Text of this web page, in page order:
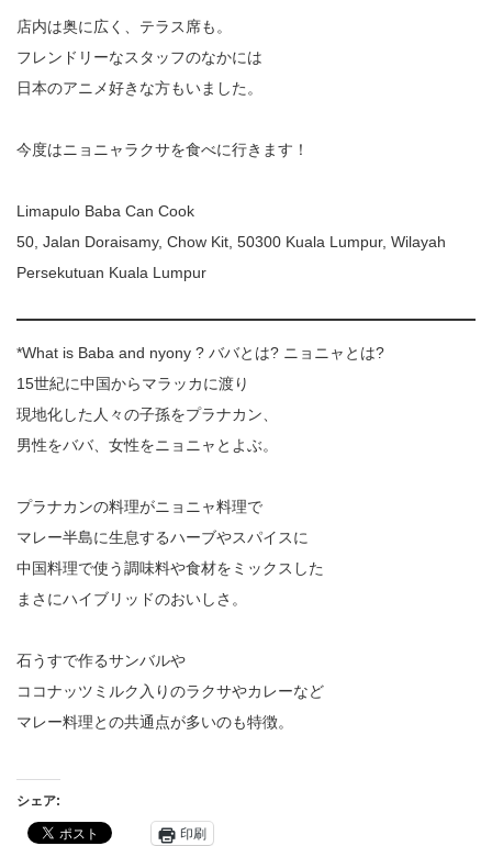
店内は奥に広く、テラス席も。
フレンドリーなスタッフのなかには
日本のアニメ好きな方もいました。
今度はニョニャラクサを食べに行きます！
Limapulo Baba Can Cook
50, Jalan Doraisamy, Chow Kit, 50300 Kuala Lumpur, Wilayah
Persekutuan Kuala Lumpur
*What is Baba and nyony ? ババとは? ニョニャとは?
15世紀に中国からマラッカに渡り
現地化した人々の子孫をプラナカン、
男性をババ、女性をニョニャとよぶ。
プラナカンの料理がニョニャ料理で
マレー半島に生息するハーブやスパイスに
中国料理で使う調味料や食材をミックスした
まさにハイブリッドのおいしさ。
石うすで作るサンバルや
ココナッツミルク入りのラクサやカレーなど
マレー料理との共通点が多いのも特徴。
シェア:
印刷